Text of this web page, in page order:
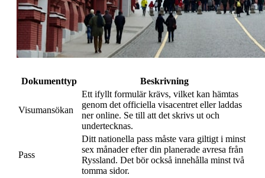
Dokumenttyp Beskrivning
Visumansökan
Ett ifyllt formulär krävs, vilket kan hämtas
genom det officiella visacentret eller laddas
ner online. Se till att det skrivs ut och
undertecknas.
Pass
Ditt nationella pass måste vara giltigt i minst
sex månader efter din planerade avresa från
Ryssland. Det bör också innehålla minst två
tomma sidor.